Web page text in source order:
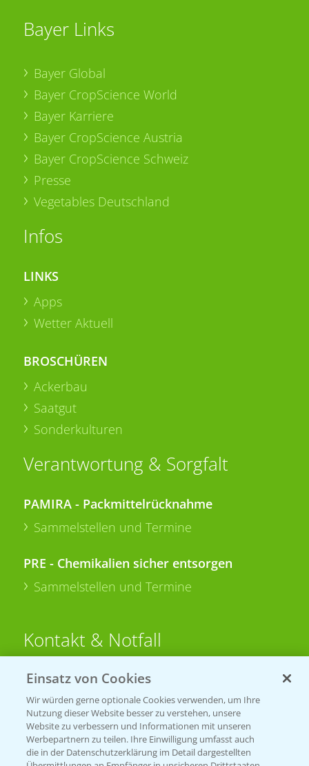
Bayer Links
Bayer Global
Bayer CropScience World
Bayer Karriere
Bayer CropScience Austria
Bayer CropScience Schweiz
Presse
Vegetables Deutschland
Infos
LINKS
Apps
Wetter Aktuell
BROSCHÜREN
Ackerbau
Saatgut
Sonderkulturen
Verantwortung & Sorgfalt
PAMIRA - Packmittelrücknahme
Sammelstellen und Termine
PRE - Chemikalien sicher entsorgen
Sammelstellen und Termine
Kontakt & Notfall
Beratung auf WhatsApp
T.+49 (0)174 346 564 1
KONTAKT
Einsatz von Cookies
Wir würden gerne optionale Cookies verwenden, um Ihre
Nutzung dieser Website besser zu verstehen, unsere
Website zu verbessern und Informationen mit unseren
Werbepartnern zu teilen. Ihre Einwilligung umfasst auch
die in der Datenschutzerklärung im Detail dargestellten